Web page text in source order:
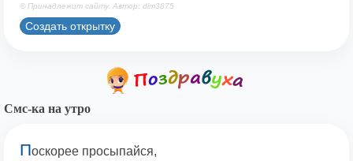
© Принадлежит сайту. Автор: dim3875
Создать открытку
Смс-ка на утро
Поскорее просыпайся,